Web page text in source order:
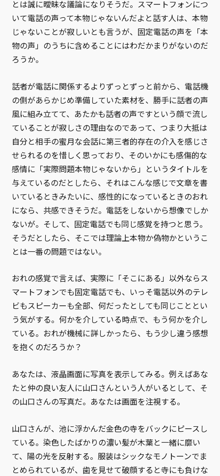
とは誠に曖昧な議論になりそうだ。スマートフォンにつ
いて電話の声って本物じゃないんだよと話す人は、本物
じゃないことが寂しいとも言うが、固定電話の声を「本
物の声」のうちに含めることにはわだかまりがないのだ
ろうか。
話者が電話に関係するよりずっとずっと前から、電話機
の側があらかじめ準備していた素材を、勝手に話者の声
風に組み立てて、あたかも話者の声ですという顔で流し
ていることが寂しさの理由なのであって、つまり大抵は
自分と相手の蜜月な会話に第三者的存在の介入を感じさ
せられるのを惜しく思っており、そのいかにも感傷的な
感情に「実際問題本物じゃないから」というタイトルを
与えているのだとしたら、それはこんな感じで文章を書
いているときみたいに、感性的になっているときのおれ
になら、共感できそうだ。電話をしないから想像でしか
ないが。そして、固定電話でも同じ感覚を持つと思う。
そうだとしたら、そこでは理論上本物か偽物かというこ
とは一番の問題ではない。
おれの感覚で言えば、実際に「そこにある」以外ならス
マートフォンでも固定電話でも、いっそ電話以外のテレ
ビもスピーカーも全部、何だったとしても同じこととい
う気がする。何かを介している時点で、もう何かを介し
ている。おれが機械に詳しかったら、もう少し違う感想
を抱くのだろうか？
あなたは、液晶画面に写真を表示してみる。例えばあな
たと仲の良い友人に山口さんという人がいるとして、そ
の山口さんの写真だ。あなたは画面を注視する。
山口さんが、池に浮かんだ金色の寺をバックにピースし
ている。染色したばかりの濃い髪が木葉と一緒に靡い
て、陽の光を反射する。服装はシックなモノトーンでま
とめられているが、歯を見せて破顔すると寺にも負けな